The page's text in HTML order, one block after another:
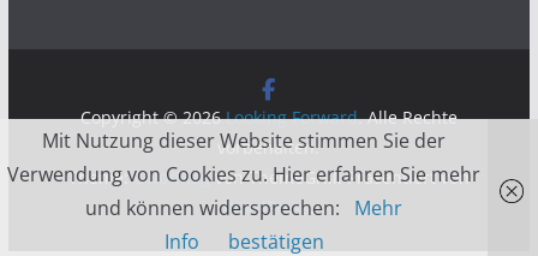
Copyright © 2026Looking Forward. Alle Rechte
vorbehalten.
Theme:ColorMagvon ThemeGrill. Präsentiert von
WordPress.
Mit Nutzung dieser Website stimmen Sie der
Verwendung von Cookies zu. Hier erfahren Sie mehr
und können widersprechen:
Mehr
Info
bestätigen